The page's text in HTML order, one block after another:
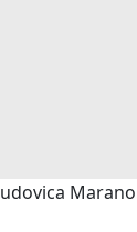
Marano